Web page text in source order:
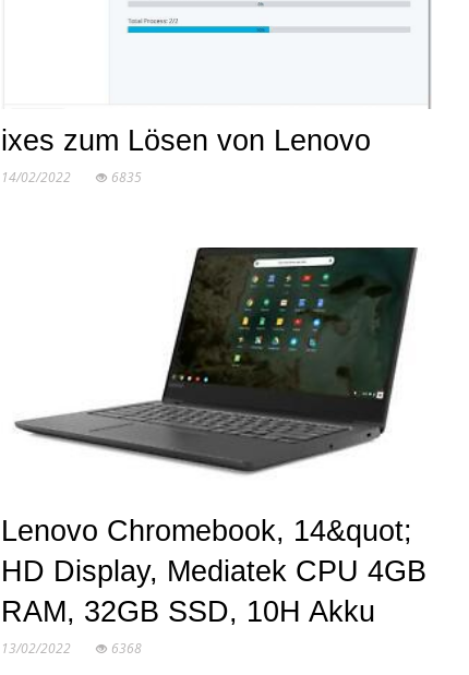
ixes zum Lösen von Lenovo
14/02/2022 6835
Lenovo Chromebook, 14&quot;
HD Display, Mediatek CPU 4GB
RAM, 32GB SSD, 10H Akku
13/02/2022 6368